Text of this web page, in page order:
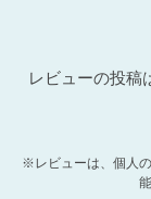
レビューの投稿
※レビューは、個人